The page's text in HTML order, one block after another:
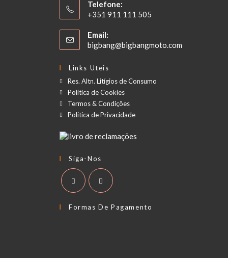
Telefone:
+351 911 111 505
Email:
bigbang@bigbangmoto.com
Links Uteis
Res. Altn. Litígios de Consumo
Política de Cookies
Termos & Condições
Politica de Privacidade
Siga-Nos
Formas De Pagamento